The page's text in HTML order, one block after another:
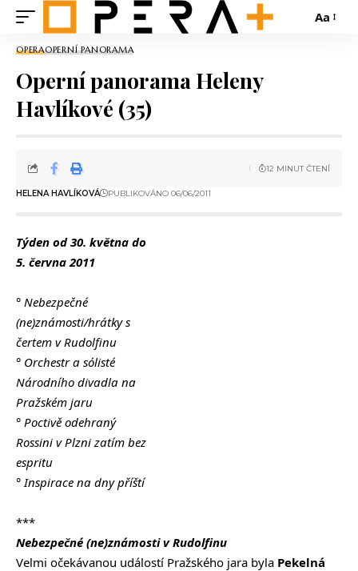
Aa
OPERAOPERNÍ PANORAMA
Operní panorama Heleny
Havlíkové (35)
HELENA HAVLÍKOVÁ PUBLIKOVÁNO 06/06/2011
12 MINUT ČTENÍ
Týden od 30. května do
5. června 2011
° Nebezpečné
(ne)známosti/hrátky s
čertem v Rudolfinu
° Orchestr a sólisté
Národního divadla na
Pražském jaru
° Poctivě odehraný
Rossini v Plzni zatím bez
espritu
° Inspirace na dny příští
***
Nebezpečné (ne)známosti v Rudolfinu
Velmi očekávanou událostí Pražského jara byla Pekelná